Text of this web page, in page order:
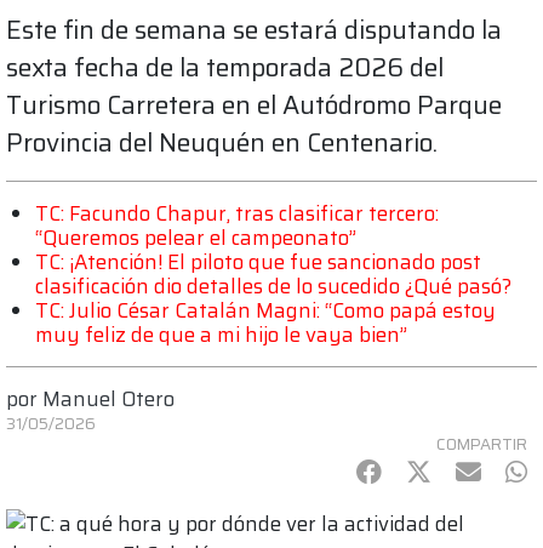
Este fin de semana se estará disputando la
sexta fecha de la temporada 2026 del
Turismo Carretera en el Autódromo Parque
Provincia del Neuquén en Centenario.
TC: Facundo Chapur, tras clasificar tercero:
“Queremos pelear el campeonato”
TC: ¡Atención! El piloto que fue sancionado post
clasificación dio detalles de lo sucedido ¿Qué pasó?
TC: Julio César Catalán Magni: “Como papá estoy
muy feliz de que a mi hijo le vaya bien”
por Manuel Otero
31/05/2026
COMPARTIR
Facebook
Twitter
mail